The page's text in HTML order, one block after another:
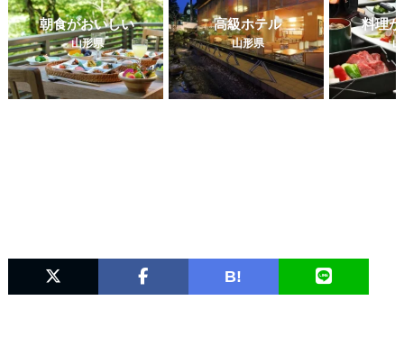
朝食がおいしい
山形県
高級ホテル
山形県
料理
B!